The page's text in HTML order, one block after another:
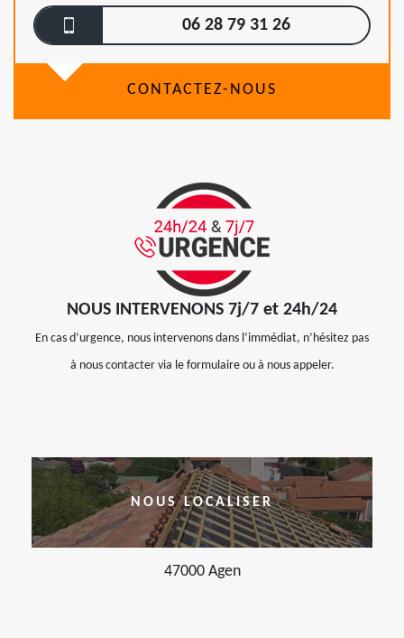
06 28 79 31 26
CONTACTEZ-NOUS
NOUS INTERVENONS 7j/7 et 24h/24
En cas d’urgence, nous intervenons dans l’immédiat, n’hésitez pas
à nous contacter via le formulaire ou à nous appeler.
NOUS LOCALISER
47000 Agen